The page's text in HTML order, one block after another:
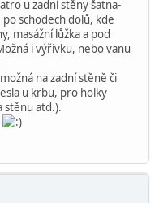
u zadní stěny šatna-
schodech dolů, kde
masážní lůžka a pod
i výřivku, nebo vanu
na zadní stěně či
u krbu, pro holky
stěnu atd.).